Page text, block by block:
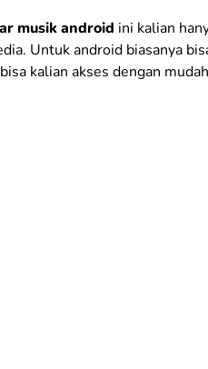
musik android ini kalian
Untuk android biasanya
kalian akses dengan